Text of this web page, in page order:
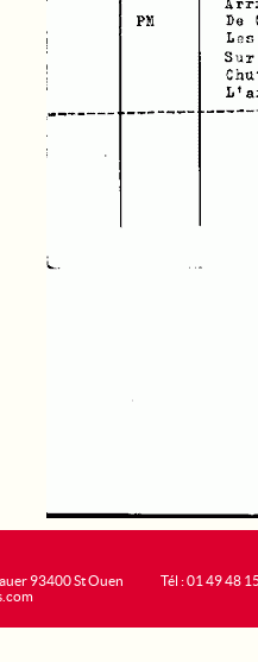
93400 St Ouen
Tél : 01 49 48